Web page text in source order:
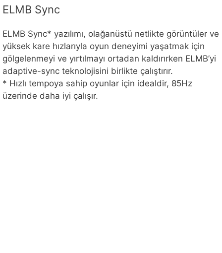
ELMB Sync
ELMB Sync* yazılımı, olağanüstü netlikte görüntüler ve
yüksek kare hızlarıyla oyun deneyimi yaşatmak için
gölgelenmeyi ve yırtılmayı ortadan kaldırırken ELMB’yi
adaptive-sync teknolojisini birlikte çalıştırır.
* Hızlı tempoya sahip oyunlar için idealdir, 85Hz
üzerinde daha iyi çalışır.